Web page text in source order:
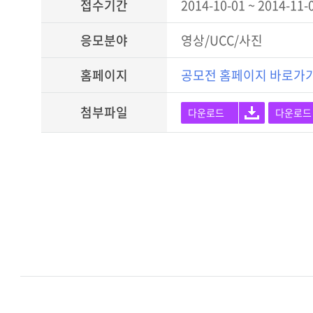
접수기간
2014-10-01 ~ 2014-11-
응모분야
영상/UCC/사진
홈페이지
공모전 홈페이지 바로가
첨부파일
다운로드 다운로드